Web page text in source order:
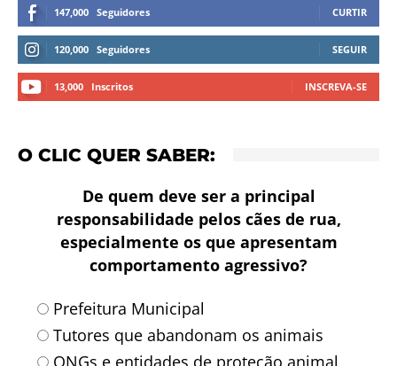
147,000 Seguidores CURTIR
120,000 Seguidores SEGUIR
13,000 Inscritos INSCREVA-SE
O CLIC QUER SABER:
De quem deve ser a principal
responsabilidade pelos cães de rua,
especialmente os que apresentam
comportamento agressivo?
Prefeitura Municipal
Tutores que abandonam os animais
ONGs e entidades de proteção animal